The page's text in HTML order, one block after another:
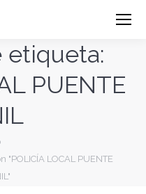
etiqueta:
PUENTE
LOCAL PUENTE